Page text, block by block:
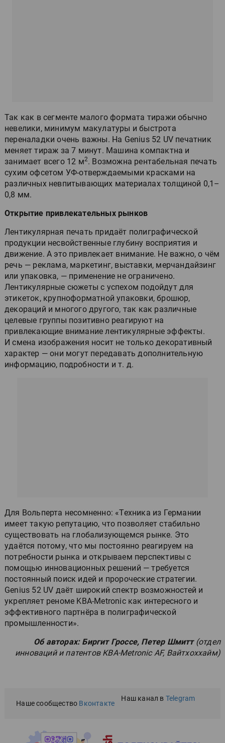
Так как в сегменте малого формата тиражи обычно
невелики, минимум макулатуры и быстрота
переналадки очень важны. На Genius 52 UV печатник
меняет тираж за 7 минут. Машина компактна и
занимает всего 12 м2. Возможна рентабельная печать
сухим офсетом УФ-отверждаемыми красками на
различных невпитывающих материалах толщиной 0,1–
0,8 мм.
Открытие привлекательных рынков
Лентикулярная печать придаёт полиграфической
продукции несвойственные глубину восприятия и
движение. А это привлекает внимание. Не важно, о чём
речь — реклама, маркетинг, выставки, мерчандайзинг
или упаковка, — применение не ограничено.
Лентикулярные сюжеты с успехом подойдут для
этикеток, крупноформатной упаковки, брошюр,
декораций и многого другого, так как различные
целевые группы позитивно реагируют на
привлекающие внимание лентикулярные эффекты.
И смена изображения носит не только декоративный
характер — они могут передавать дополнительную
информацию, подробности и т. д.
Для Вольперта несомненно: «Техника из Германии
имеет такую репутацию, что позволяет стабильно
существовать на глобализующемся рынке. Это
удаётся потому, что мы постоянно реагируем на
потребности рынка и открываем перспективы с
помощью инновационных решений — требуется
постоянный поиск идей и пророческие стратегии.
Genius 52 UV даёт широкий спектр возможностей и
укрепляет реноме KBA-Metronic как интересного и
эффективного партнёра в полиграфической
промышленности».
Об авторах: Биргит Гроссе, Петер Шмитт(отдел
инноваций и патентов KBA-Metronic AF, Вайтхоххайм)
Наше сообщество Вконтакте
Наш канал в Telegram